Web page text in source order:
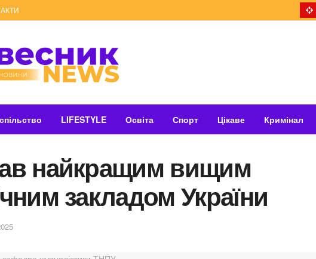
LIFESTYLE Освіта Спорт Цікаве Кримінал
найкращим вищим
закладом України